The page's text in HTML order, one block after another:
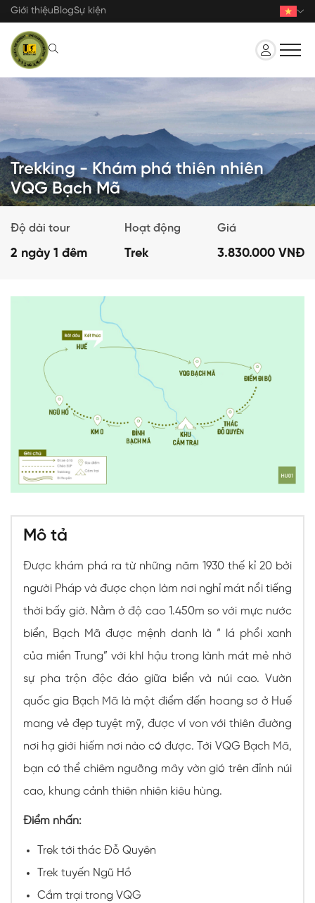
Nhảy
đến
dung
Giới thiệuBlogSự kiện
Trekking - Khám phá thiên nhiên
VQG Bạch Mã
Độ dài tour
2 ngày 1 đêm
Hoạt động
Trek
Giá
3.830.000 VNĐ
Mô tả
Được khám phá ra từ những năm 1930 thế kỉ 20 bởi
người Pháp và được chọn làm nơi nghỉ mát nổi tiếng
thời bấy giờ. Nằm ở độ cao 1.450m so với mực nước
biển, Bạch Mã được mệnh danh là “ lá phổi xanh
của miền Trung” với khí hậu trong lành mát mẻ nhờ
sự pha trộn độc đáo giữa biển và núi cao. Vườn
quốc gia Bạch Mã là một điểm đến hoang sơ ở Huế
mang vẻ đẹp tuyệt mỹ, được ví von với thiên đường
nơi hạ giới hiếm nơi nào có được. Tới VQG Bạch Mã,
bạn có thể chiêm ngưỡng mây vờn gió trên đỉnh núi
cao, khung cảnh thiên nhiên kiêu hùng.
Điểm nhấn:
Trek tới thác Đỗ Quyên
Trek tuyến Ngũ Hồ
Cắm trại trong VQG